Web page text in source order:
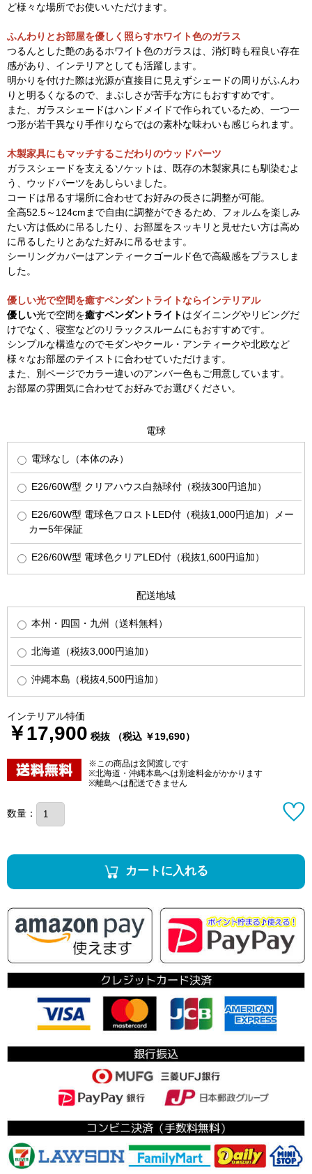
ど様々な場所でお使いいただけます。
ふんわりとお部屋を優しく照らすホワイト色のガラス
つるんとした艶のあるホワイト色のガラスは、消灯時も程良い存在
感があり、インテリアとしても活躍します。
明かりを付けた際は光源が直接目に見えずシェードの周りがふんわ
りと明るくなるので、まぶしさが苦手な方にもおすすめです。
また、ガラスシェードはハンドメイドで作られているため、一つ一
つ形が若干異なり手作りならではの素朴な味わいも感じられます。
木製家具にもマッチするこだわりのウッドパーツ
ガラスシェードを支えるソケットは、既存の木製家具にも馴染むよ
う、ウッドパーツをあしらいました。
コードは吊るす場所に合わせてお好みの長さに調整が可能。
全高52.5～124cmまで自由に調整ができるため、フォルムを楽しみ
たい方は低めに吊るしたり、お部屋をスッキリと見せたい方は高め
に吊るしたりとあなた好みに吊るせます。
シーリングカバーはアンティークゴールド色で高級感をプラスしま
した。
優しい光で空間を癒すペンダントライトならインテリアル
優しい光で空間を癒すペンダントライトはダイニングやリビングだ
けでなく、寝室などのリラックスルームにもおすすめです。
シンプルな構造なのでモダンやクール・アンティークや北欧など
様々なお部屋のテイストに合わせていただけます。
また、別ページでカラー違いのアンバー色もご用意しています。
お部屋の雰囲気に合わせてお好みでお選びください。
電球
電球なし（本体のみ）
E26/60W型 クリアハウス白熱球付（税抜300円追加）
E26/60W型 電球色フロストLED付（税抜1,000円追加）メー
カー5年保証
E26/60W型 電球色クリアLED付（税抜1,600円追加）
配送地域
本州・四国・九州（送料無料）
北海道（税抜3,000円追加）
沖縄本島（税抜4,500円追加）
インテリアル特価
￥17,900 税抜 （税込 ￥19,690）
※この商品は玄関渡しです
※北海道・沖縄本島へは別途料金がかかります
※離島へは配送できません
数量：
カートに入れる